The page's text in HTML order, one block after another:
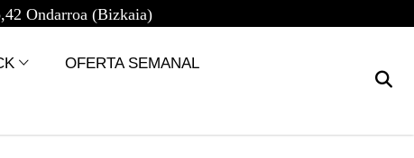
Ondarroa (Bizkaia)
OFERTA SEMANAL